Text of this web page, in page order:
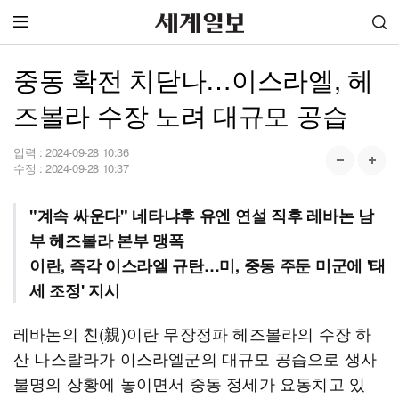
중동 확전 치닫나…이스라엘, 헤
즈볼라 수장 노려 대규모 공습
입력 : 2024-09-28 10:36
수정 : 2024-09-28 10:37
"계속 싸운다" 네타냐후 유엔 연설 직후 레바논 남
부 헤즈볼라 본부 맹폭
이란, 즉각 이스라엘 규탄…미, 중동 주둔 미군에 '태
세 조정' 지시
레바논의 친(親)이란 무장정파 헤즈볼라의 수장 하
산 나스랄라가 이스라엘군의 대규모 공습으로 생사
불명의 상황에 놓이면서 중동 정세가 요동치고 있